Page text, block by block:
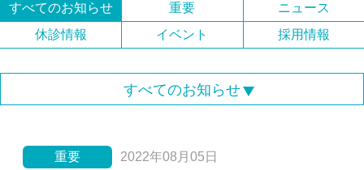
すべてのお知らせ 重要
ニュース
休診情報
イベント 採用情報
すべてのお知らせ
重要 2022年08月05日